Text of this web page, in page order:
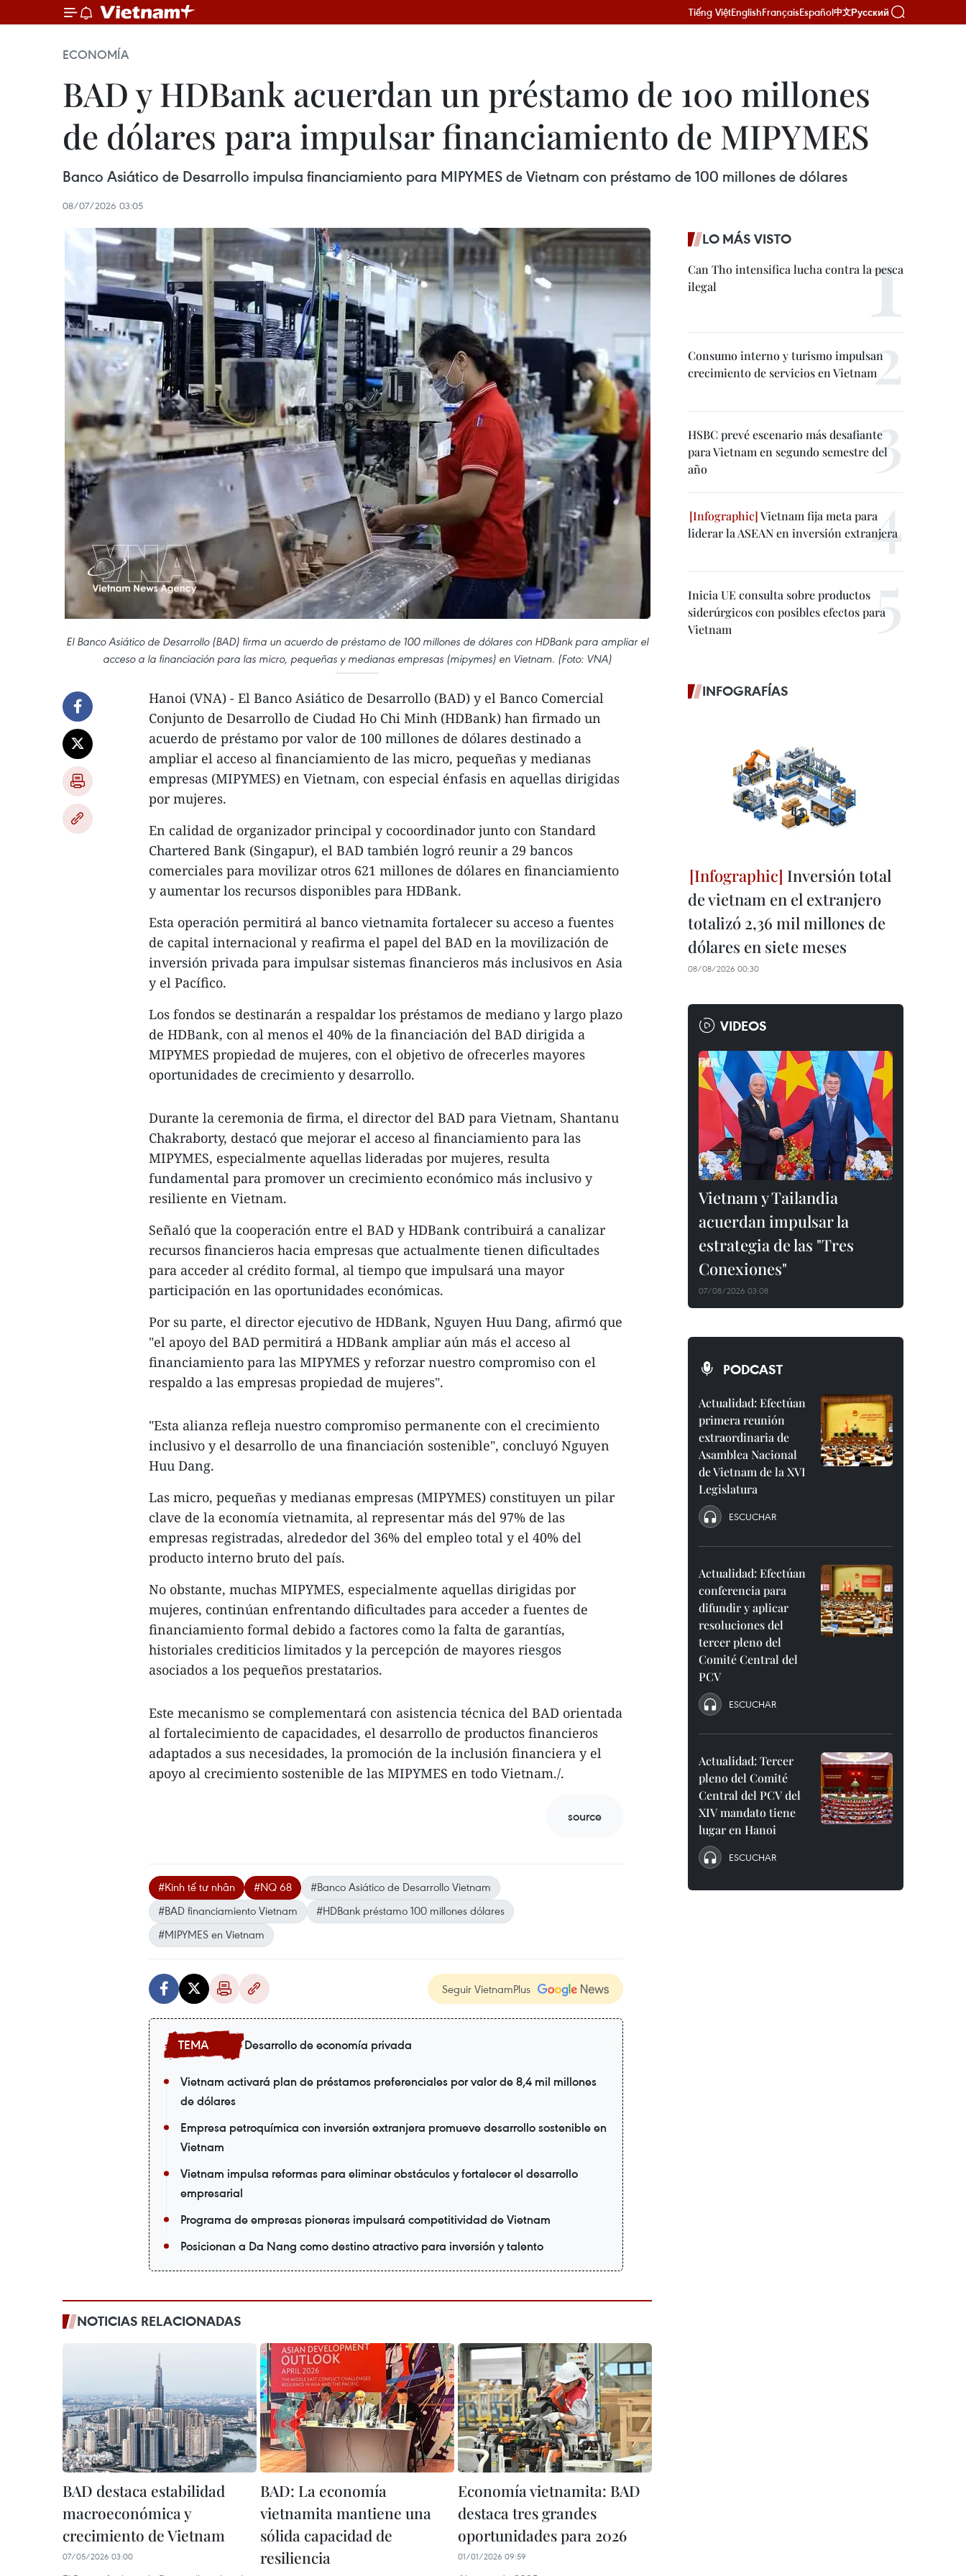
Tiếng ViệtEnglishFrançaisEspañol中文Русский
ECONOMÍA
BAD y HDBank acuerdan un préstamo de 100 millones
de dólares para impulsar financiamiento de MIPYMES
Banco Asiático de Desarrollo impulsa financiamiento para MIPYMES de Vietnam con préstamo de 100 millones de dólares
08/07/2026 03:05
El Banco Asiático de Desarrollo (BAD) firma un acuerdo de préstamo de 100 millones de dólares con HDBank para ampliar el
acceso a la financiación para las micro, pequeñas y medianas empresas (mipymes) en Vietnam. (Foto: VNA)
Hanoi (VNA) - El Banco Asiático de Desarrollo (BAD) y el Banco Comercial
Conjunto de Desarrollo de Ciudad Ho Chi Minh (HDBank) han firmado un
acuerdo de préstamo por valor de 100 millones de dólares destinado a
ampliar el acceso al financiamiento de las micro, pequeñas y medianas
empresas (MIPYMES) en Vietnam, con especial énfasis en aquellas dirigidas
por mujeres.
En calidad de organizador principal y cocoordinador junto con Standard
Chartered Bank (Singapur), el BAD también logró reunir a 29 bancos
comerciales para movilizar otros 621 millones de dólares en financiamiento
y aumentar los recursos disponibles para HDBank.
Esta operación permitirá al banco vietnamita fortalecer su acceso a fuentes
de capital internacional y reafirma el papel del BAD en la movilización de
inversión privada para impulsar sistemas financieros más inclusivos en Asia
y el Pacífico.
Los fondos se destinarán a respaldar los préstamos de mediano y largo plazo
de HDBank, con al menos el 40% de la financiación del BAD dirigida a
MIPYMES propiedad de mujeres, con el objetivo de ofrecerles mayores
oportunidades de crecimiento y desarrollo.
Durante la ceremonia de firma, el director del BAD para Vietnam, Shantanu
Chakraborty, destacó que mejorar el acceso al financiamiento para las
MIPYMES, especialmente aquellas lideradas por mujeres, resulta
fundamental para promover un crecimiento económico más inclusivo y
resiliente en Vietnam.
Señaló que la cooperación entre el BAD y HDBank contribuirá a canalizar
recursos financieros hacia empresas que actualmente tienen dificultades
para acceder al crédito formal, al tiempo que impulsará una mayor
participación en las oportunidades económicas.
Por su parte, el director ejecutivo de HDBank, Nguyen Huu Dang, afirmó que
"el apoyo del BAD permitirá a HDBank ampliar aún más el acceso al
financiamiento para las MIPYMES y reforzar nuestro compromiso con el
respaldo a las empresas propiedad de mujeres".
"Esta alianza refleja nuestro compromiso permanente con el crecimiento
inclusivo y el desarrollo de una financiación sostenible", concluyó Nguyen
Huu Dang.
Las micro, pequeñas y medianas empresas (MIPYMES) constituyen un pilar
clave de la economía vietnamita, al representar más del 97% de las
empresas registradas, alrededor del 36% del empleo total y el 40% del
producto interno bruto del país.
No obstante, muchas MIPYMES, especialmente aquellas dirigidas por
mujeres, continúan enfrentando dificultades para acceder a fuentes de
financiamiento formal debido a factores como la falta de garantías,
historiales crediticios limitados y la percepción de mayores riesgos
asociados a los pequeños prestatarios.
Este mecanismo se complementará con asistencia técnica del BAD orientada
al fortalecimiento de capacidades, el desarrollo de productos financieros
adaptados a sus necesidades, la promoción de la inclusión financiera y el
apoyo al crecimiento sostenible de las MIPYMES en todo Vietnam./.
source
#Kinh tế tư nhân #NQ 68
#Banco Asiático de Desarrollo Vietnam
#BAD financiamiento Vietnam
#HDBank préstamo 100 millones dólares
#MIPYMES en Vietnam
Seguir VietnamPlus
Desarrollo de economía privada
Vietnam activará plan de préstamos preferenciales por valor de 8,4 mil millones
de dólares
Empresa petroquímica con inversión extranjera promueve desarrollo sostenible en
Vietnam
Vietnam impulsa reformas para eliminar obstáculos y fortalecer el desarrollo
empresarial
Programa de empresas pioneras impulsará competitividad de Vietnam
Posicionan a Da Nang como destino atractivo para inversión y talento
NOTICIAS RELACIONADAS
BAD destaca estabilidad
macroeconómica y
crecimiento de Vietnam
07/05/2026 03:00
BAD: La economía
vietnamita mantiene una
sólida capacidad de
resiliencia
Economía vietnamita: BAD
destaca tres grandes
oportunidades para 2026
01/01/2026 09:59
LO MÁS VISTO
Can Tho intensifica lucha contra la pesca
ilegal
Consumo interno y turismo impulsan
crecimiento de servicios en Vietnam
HSBC prevé escenario más desafiante
para Vietnam en segundo semestre del
año
Vietnam fija meta para
liderar la ASEAN en inversión extranjera
Inicia UE consulta sobre productos
siderúrgicos con posibles efectos para
Vietnam
INFOGRAFÍAS
Inversión total
de vietnam en el extranjero
totalizó 2,36 mil millones de
dólares en siete meses
08/08/2026 00:30
VIDEOS
Vietnam y Tailandia
acuerdan impulsar la
estrategia de las "Tres
Conexiones"
07/08/2026 03:08
PODCAST
Actualidad: Efectúan
primera reunión
extraordinaria de
Asamblea Nacional
de Vietnam de la XVI
Legislatura
ESCUCHAR
Actualidad: Efectúan
conferencia para
difundir y aplicar
resoluciones del
tercer pleno del
Comité Central del
PCV
ESCUCHAR
Actualidad: Tercer
pleno del Comité
Central del PCV del
XIV mandato tiene
lugar en Hanoi
ESCUCHAR